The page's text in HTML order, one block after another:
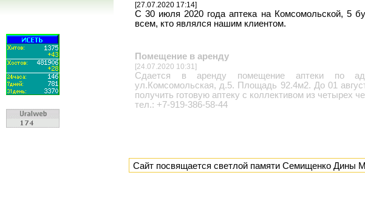
[27.07.2020 17:14]
С 30 июля 2020 года аптека на Комсомольской, 5
всем, кто являлся нашим клиентом.
Помещение в аренду
[24.07.2020 10:31]
Сдается в аренду помещение аптеки по
ул.Комсомольская, д.5. Площадь 92.4м2. До 01
получить готовую аптеку с коллективом из четырех
тел.: +7-919-386-58-44
Сайт посвящается светлой памяти Семищенко Дины